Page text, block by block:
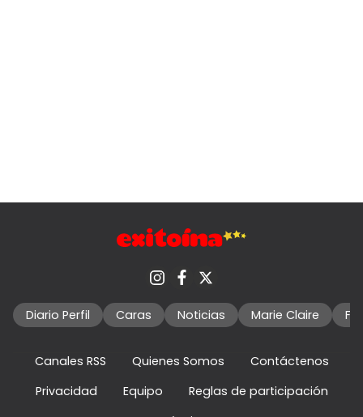
Diario Perfil Caras Noticias Marie Claire
Canales RSS Quienes Somos
Contáctenos
Privacidad
Equipo
Reglas de participación